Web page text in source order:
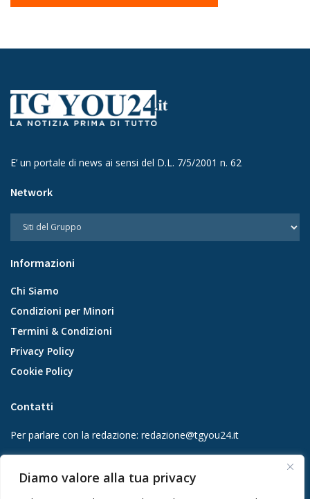
Diamo valore alla tua privacy
E’ un portale di news ai sensi del D.L. 7/5/2001 n. 62
Network
Informazioni
Chi Siamo
Condizioni per Minori
Termini & Condizioni
Privacy Policy
Cookie Policy
Contatti
Per parlare con la redazione: redazione@tgyou24.it